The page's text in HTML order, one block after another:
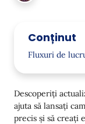
Conținut
Fluxuri de
One from
Testarea
Descoperiți
ajuta să lansați
precis și să creați